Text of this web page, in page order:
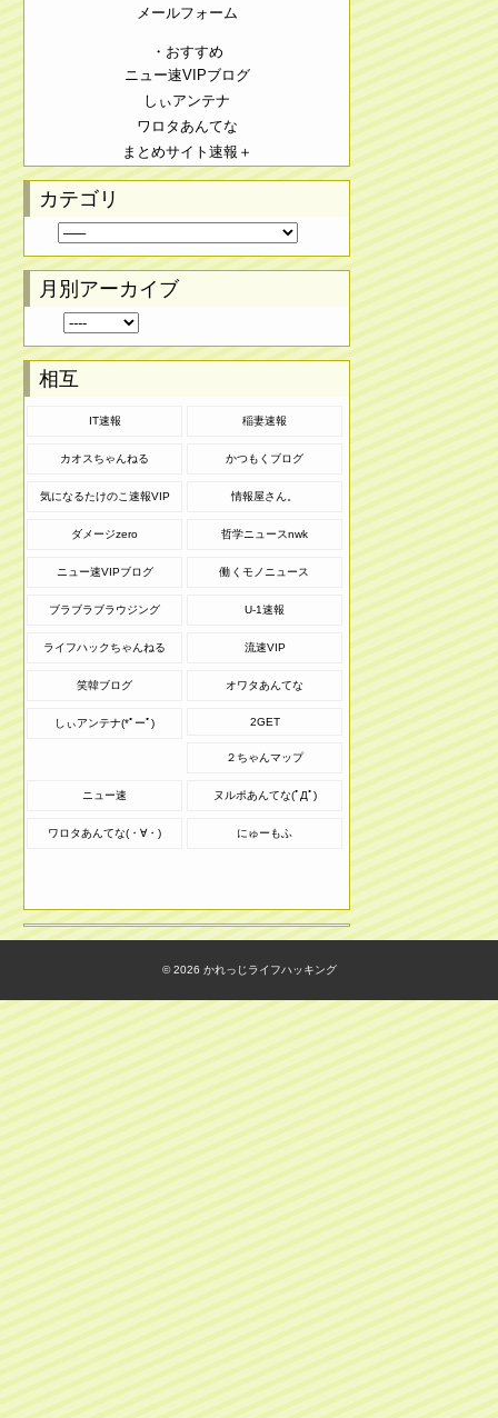
メールフォーム
・おすすめ
ニュー速VIPブログ
しぃアンテナ
ワロタあんてな
まとめサイト速報＋
カテゴリ
月別アーカイブ
相互
IT速報 稲妻速報
カオスちゃんねる かつもくブログ
気になるたけのこ速報VIP 情報屋さん。
ダメージzero 哲学ニュースnwk
ニュー速VIPブログ 働くモノニュース
ブラブラブラウジング U-1速報
ライフハックちゃんねる 流速VIP
笑韓ブログ オワタあんてな
しぃアンテナ(*ﾟーﾟ) 2GET
２ちゃんマップ
ニュー速 ヌルポあんてな(ﾟДﾟ)
ワロタあんてな(・∀・) にゅーもふ
© 2026 かれっじライフハッキング